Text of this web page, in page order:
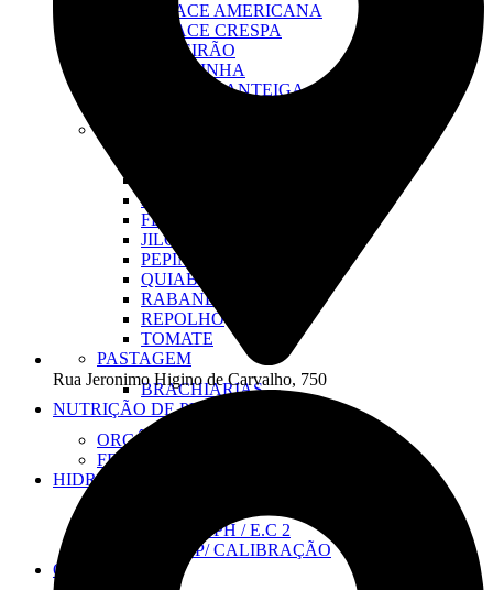
ALFACE AMERICANA
ALFACE CRESPA
ALMEIRÃO
CEBOLINHA
COUVE-MANTEIGA
BETERRABA
FEIJÃO VAGEM
JILÓ
PEPINO CAIPIRA
QUIABO
RABANETE
REPOLHO
TOMATE
PASTAGEM
BRACHIARIAS
NUTRIÇÃO DE PLANTAS
ORGÂNICOS
FERTILIZANTES
HIDROPONIA
MEDIDOR DE PH / E.C 2
SOLUÇÕES P/ CALIBRAÇÃO
ORGÂNICOS
Rua Jeronimo Higino de Carvalho, 750